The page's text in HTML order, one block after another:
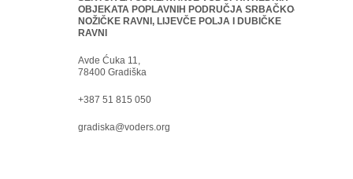
OBJEKATA POPLAVNIH PODRUČJA SRBAČKO-
NOŽIČKE RAVNI, LIJEVČE POLJA I DUBIČKE
RAVNI
Avde Ćuka 11,
78400 Gradiška
+387 51 815 050
gradiska@voders.org